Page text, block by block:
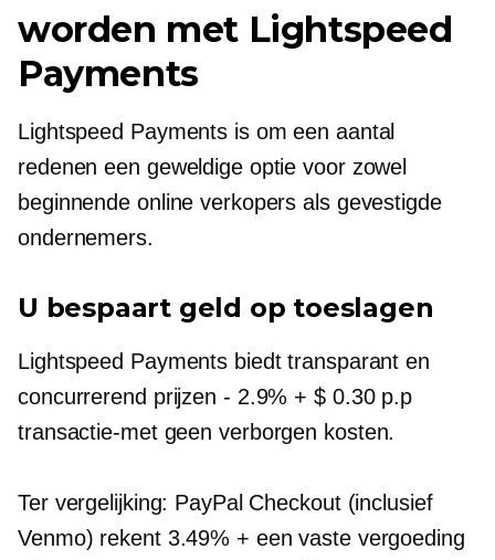
worden met Lightspeed
Payments
Lightspeed Payments is om een ​​aantal
redenen een geweldige optie voor zowel
beginnende online verkopers als gevestigde
ondernemers.
U bespaart geld op toeslagen
Lightspeed Payments biedt transparant en
concurrerend prijzen - 2.9% + $ 0.30 p.p
transactie-metgeen verborgen kosten.
Ter vergelijking: PayPal Checkout (inclusief
Venmo) rekent 3.49% + een vaste vergoeding